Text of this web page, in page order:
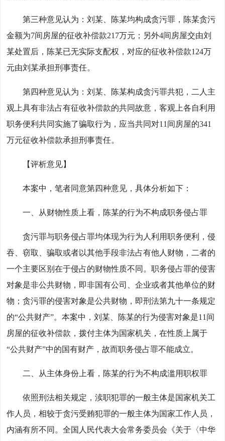
第三种意见认为：刘某、陈某均构成贪污罪，陈某贪污
金额为7间房屋的征收补偿款217万元；另外4间房屋交由刘
某处置后，陈某已无实际支配权，对应的征收补偿款124万
元由刘某承担刑事责任。
第四种意见认为：刘某、陈某构成贪污罪共犯，二人主
观上具有非法占有征收补偿款的共同故意，客观上各自利用
职务便利共同实施了骗取行为，应当共同对11间房屋的341
万元征收补偿款承担刑事责任。
【评析意见】
本案中，笔者同意第四种意见，具体分析如下：
一、从财物性质上看，陈某的行为不构成职务侵占罪
贪污罪与职务侵占罪均体现为行为人利用职务便利，侵
吞、窃取、骗取或者以其他手段非法占有他人财物，二者的
一个主要区别在于侵占的财物性质不同。职务侵占罪的侵害
对象是非公共财物，即非国有公司、企业或者其他单位的财
物；贪污罪的侵害对象是公共财物，即刑法第九十一条规定
的“公共财产”。本案中，刘某、陈某的行为侵害对象是11间
房屋的征收补偿款，拨付主体为国家机关，在性质上属于
“公共财产”中的国有财产，故而职务侵占罪不能成立。
二、从主体身份上看，陈某的行为不构成滥用职权罪
依照刑法相关规定，渎职犯罪的一般主体是国家机关工
作人员，相较于贪污受贿犯罪的一般主体为国家工作人员，
内涵有所不同。全国人民代表大会常务委员会《关于〈中华